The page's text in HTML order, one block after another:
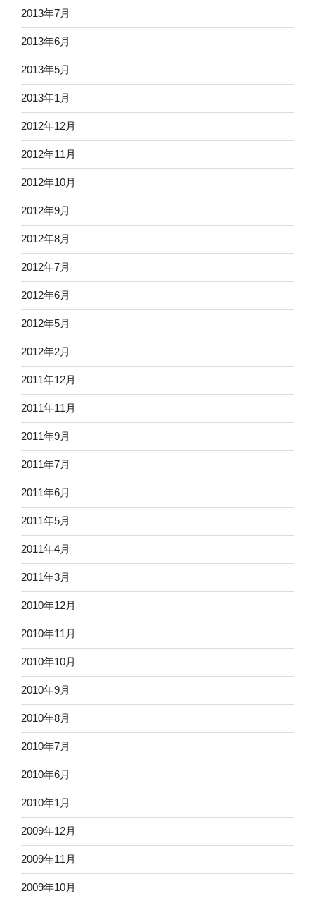
2013年7月
2013年6月
2013年5月
2013年1月
2012年12月
2012年11月
2012年10月
2012年9月
2012年8月
2012年7月
2012年6月
2012年5月
2012年2月
2011年12月
2011年11月
2011年9月
2011年7月
2011年6月
2011年5月
2011年4月
2011年3月
2010年12月
2010年11月
2010年10月
2010年9月
2010年8月
2010年7月
2010年6月
2010年1月
2009年12月
2009年11月
2009年10月